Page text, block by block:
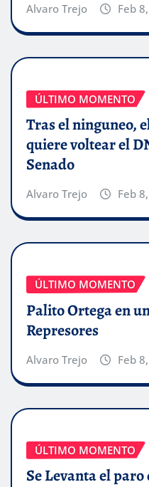
Alvaro Trejo Feb
ÚLTIMO MOMENTO
Tras el ninguneo,
quiere voltear el
Senado
Alvaro Trejo Feb
ÚLTIMO MOMENTO
Palito Ortega en
Represores
Alvaro Trejo Feb
ÚLTIMO MOMENTO
Se Levanta el